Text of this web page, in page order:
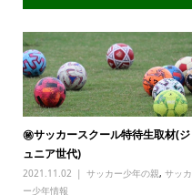
㊙サッカースクール特待生取材(ジ
ュニア世代)
2021.11.02 サッカー少年の親, サッカ
ー少年情報